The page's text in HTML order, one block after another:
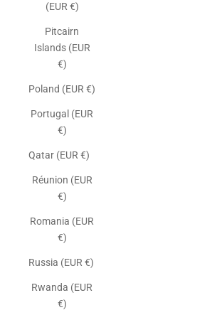
(EUR €)
Pitcairn
Islands (EUR
€)
Poland (EUR €)
Portugal (EUR
€)
Qatar (EUR €)
Réunion (EUR
€)
Romania (EUR
€)
Russia (EUR €)
Rwanda (EUR
€)